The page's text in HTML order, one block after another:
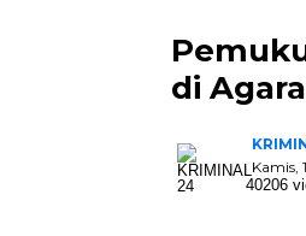
di
Kamis,
40206